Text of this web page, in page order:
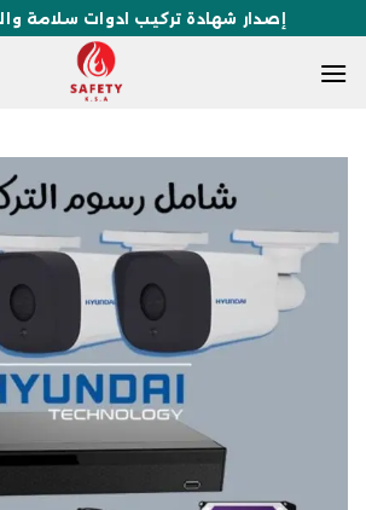
إصدار شهادة تركيب ادوات سلامة